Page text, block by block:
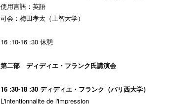
使用言語：英語
司会：梅田孝太（上智大学）
16 :10-16 :30 休憩
第二部 ディディエ・フランク氏講演会
16 :30-18 :30 ディディエ・フランク（パリ西大学）
L'intentionnalite de l'impression